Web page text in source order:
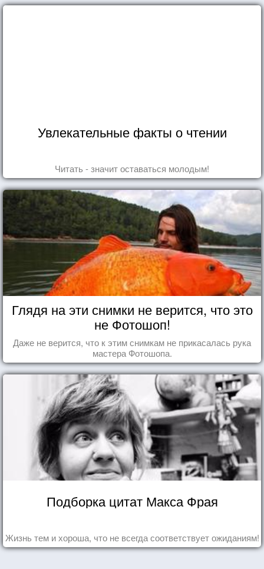
Увлекательные факты о чтении
Читать - значит оставаться молодым!
Глядя на эти снимки не верится, что это
не Фотошоп!
Даже не верится, что к этим снимкам не прикасалась рука
мастера Фотошопа.
Подборка цитат Макса Фрая
Жизнь тем и хороша, что не всегда соответствует ожиданиям!